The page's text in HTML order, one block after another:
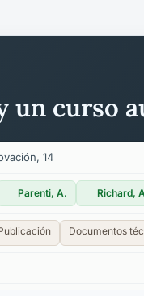
un curso
14
Parenti, A. Richard,
Documentos